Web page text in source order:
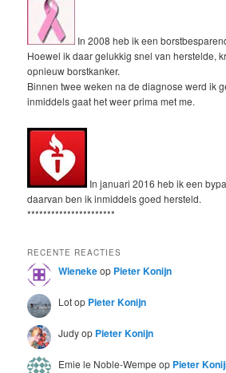
In 2008 heb ik een
Hoewel ik daar gelukkig snel van herstelde,
opnieuw borstkanker.
Binnen twee weken na de diagnose werd ik
inmiddels gaat het weer prima met me.
In januari 2016 heb ik een
daarvan ben ik inmiddels goed hersteld.
**********************
RECENTE REACTIES
Wienekeop Pieter Konijn
Lotop Pieter Konijn
Judyop Pieter Konijn
Emie le Noble-Wempe op Pieter